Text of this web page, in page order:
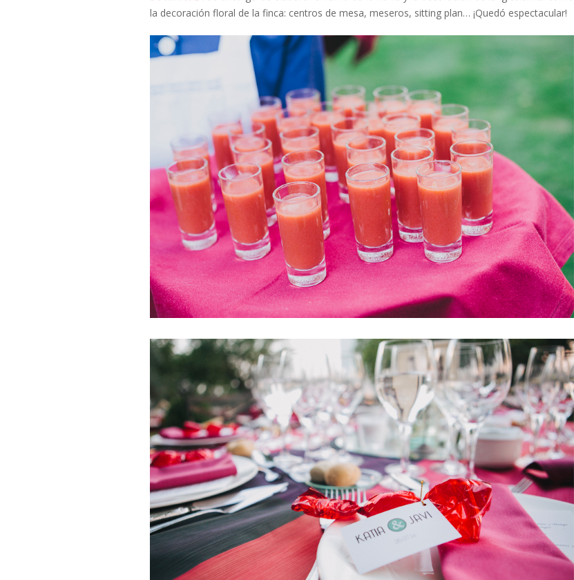
la decoración floral de la finca: centros de mesa, meseros, sitting plan… ¡Quedó espectacular!